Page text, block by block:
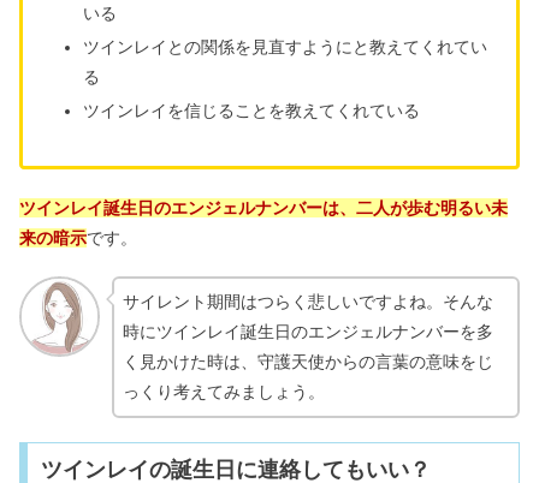
いる
ツインレイとの関係を見直すようにと教えてくれてい
る
ツインレイを信じることを教えてくれている
ツインレイ誕生日のエンジェルナンバーは、二人が歩む明るい未
来の暗示です。
サイレント期間はつらく悲しいですよね。そんな
時にツインレイ誕生日のエンジェルナンバーを多
く見かけた時は、守護天使からの言葉の意味をじ
っくり考えてみましょう。
ツインレイの誕生日に連絡してもいい？